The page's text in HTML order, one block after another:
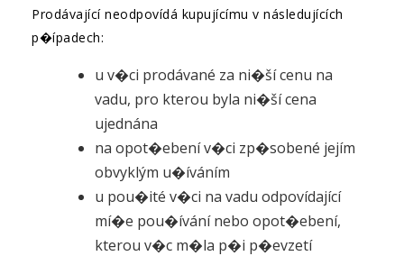
Prodávající neodpovídá kupujícímu v následujících
p�ípadech:
u v�ci prodávané za ni�ší cenu na
vadu, pro kterou byla ni�ší cena
ujednána
na opot�ebení v�ci zp�sobené jejím
obvyklým u�íváním
u pou�ité v�ci na vadu odpovídající
mí�e pou�ívání nebo opot�ebení,
kterou v�c m�la p�i p�evzetí